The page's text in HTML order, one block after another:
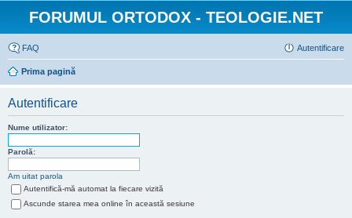
FORUMUL ORTODOX - TEOLOGIE.NET
FAQ Autentificare
Prima pagină
Autentificare
Nume utilizator:
Parolă:
Am uitat parola
Autentifică-mă automat la fiecare vizită
Ascunde starea mea online în această sesiune